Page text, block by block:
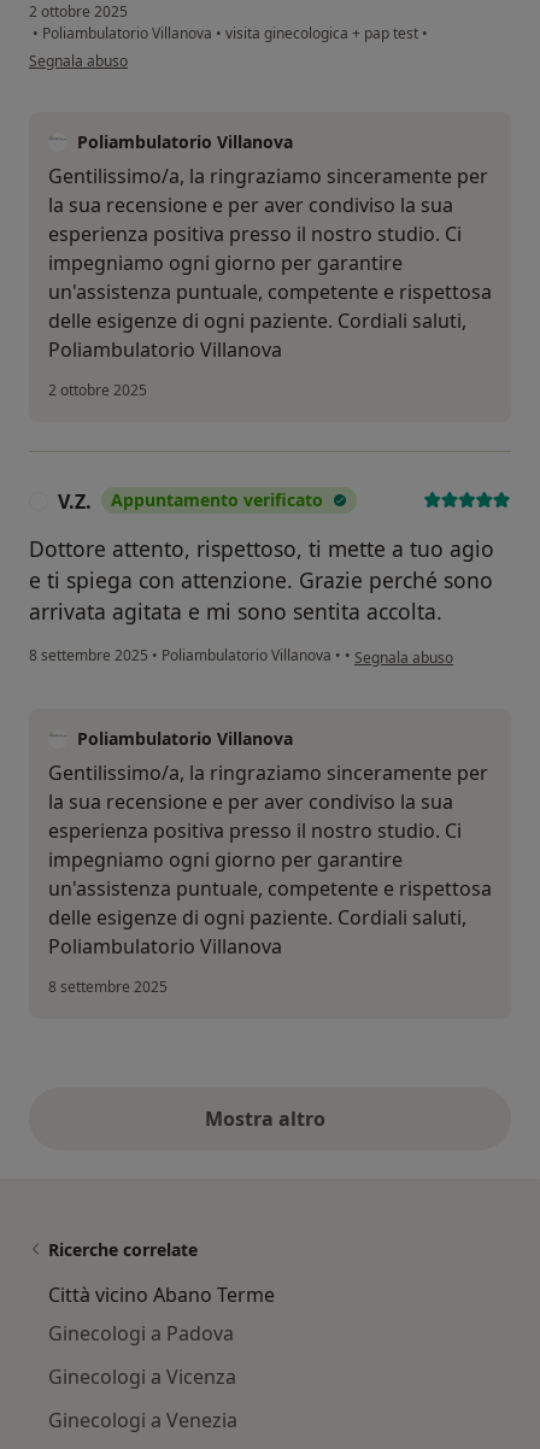
2 ottobre 2025
• Poliambulatorio Villanova • visita ginecologica + pap test •
secondo l'opinione dell'utente Francu Claudia
Segnala abuso
Poliambulatorio Villanova
Gentilissimo/a, la ringraziamo sinceramente per
la sua recensione e per aver condiviso la sua
esperienza positiva presso il nostro studio. Ci
impegniamo ogni giorno per garantire
un'assistenza puntuale, competente e rispettosa
delle esigenze di ogni paziente. Cordiali saluti,
Poliambulatorio Villanova
2 ottobre 2025
V.Z. Appuntamento verificato
Dottore attento, rispettoso, ti mette a tuo agio
e ti spiega con attenzione. Grazie perché sono
arrivata agitata e mi sono sentita accolta.
8 settembre 2025 • Poliambulatorio Villanova • • secondo l'opinione
Segnala abuso
Poliambulatorio Villanova
Gentilissimo/a, la ringraziamo sinceramente per
la sua recensione e per aver condiviso la sua
esperienza positiva presso il nostro studio. Ci
impegniamo ogni giorno per garantire
un'assistenza puntuale, competente e rispettosa
delle esigenze di ogni paziente. Cordiali saluti,
Poliambulatorio Villanova
8 settembre 2025
Mostra altroopinioni di cui sopra
Ricerche correlate
Città vicino Abano Terme
Ginecologi a Padova
Ginecologi a Vicenza
Ginecologi a Venezia